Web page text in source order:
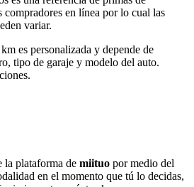
compradores en línea por lo cual las
variar.
es personalizada y depende de
tipo de garaje y modelo del auto.
la plataforma de miituo por medio del
en el momento que tú lo decidas,